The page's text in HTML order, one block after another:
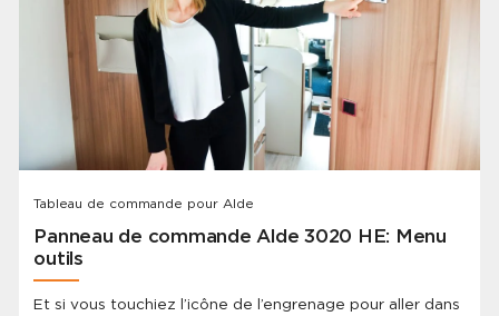
Tableau de commande pour Alde
Panneau de commande Alde 3020 HE: Menu
outils
Et si vous touchiez l’icône de l’engrenage pour aller dans